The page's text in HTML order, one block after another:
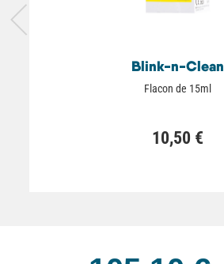
Blink-n-Clean
Flacon de 15ml
10,50 €